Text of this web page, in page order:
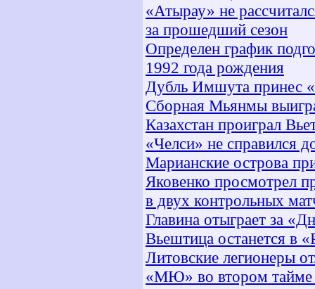
«Атырау» не
за прошедший сезон
Определен график
1992 года рождения
Дубль Имшута принес
Сборная Мьянмы
Казахстан проиграл
«Челси» не справился
Марианские острова
Яковенко просмотрел
в двух контрольных
Главина отыграет за
Вьештица останется в
Литовские легионеры
«МЮ» во втором тайме